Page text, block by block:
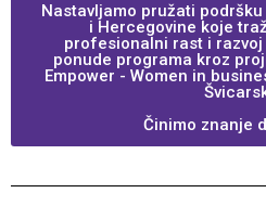
Nastavljamo pružati
i Hercegovine koje
profesionalni rast i
ponude programa kroz
Empower - Women in
Činimo znanje